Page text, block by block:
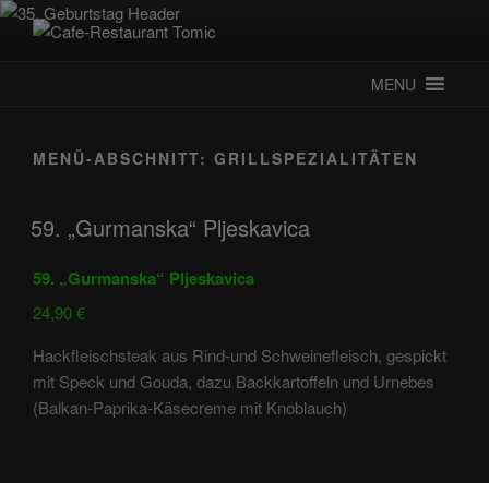
Zum
Inhalt
MENU
MENÜ-ABSCHNITT:GRILLSPEZIALITÄTEN
59. „Gurmanska“ Pljeskavica
59. „Gurmanska“ Pljeskavica
24,90 €
Hackfleischsteak aus Rind-und Schweinefleisch, gespickt
mit Speck und Gouda, dazu Backkartoffeln und Urnebes
(Balkan-Paprika-Käsecreme mit Knoblauch)